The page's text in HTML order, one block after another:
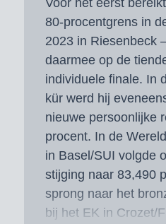
Voor het eerst
80-procentgrens in
2023 in Riesenbeck
daarmee op de
individuele finale. In
kür werd hij
nieuwe persoonlijke
procent. In de
in Basel/SUI volgde
stijging naar 83,490
sprong naar het
bij het EK in Crozet/